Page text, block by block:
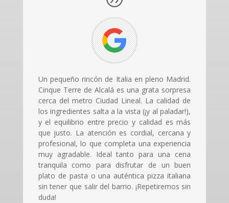
Un pequeño rincón de Italia en pleno Madrid.
Cinque Terre de Alcalá es una grata sorpresa
cerca del metro Ciudad Lineal. La calidad de
los ingredientes salta a la vista (¡y al paladar!),
y el equilibrio entre precio y calidad es más
que justo. La atención es cordial, cercana y
profesional, lo que completa una experiencia
muy agradable. Ideal tanto para una cena
tranquila como para disfrutar de un buen
plato de pasta o una auténtica pizza italiana
sin tener que salir del barrio. ¡Repetiremos sin
duda!